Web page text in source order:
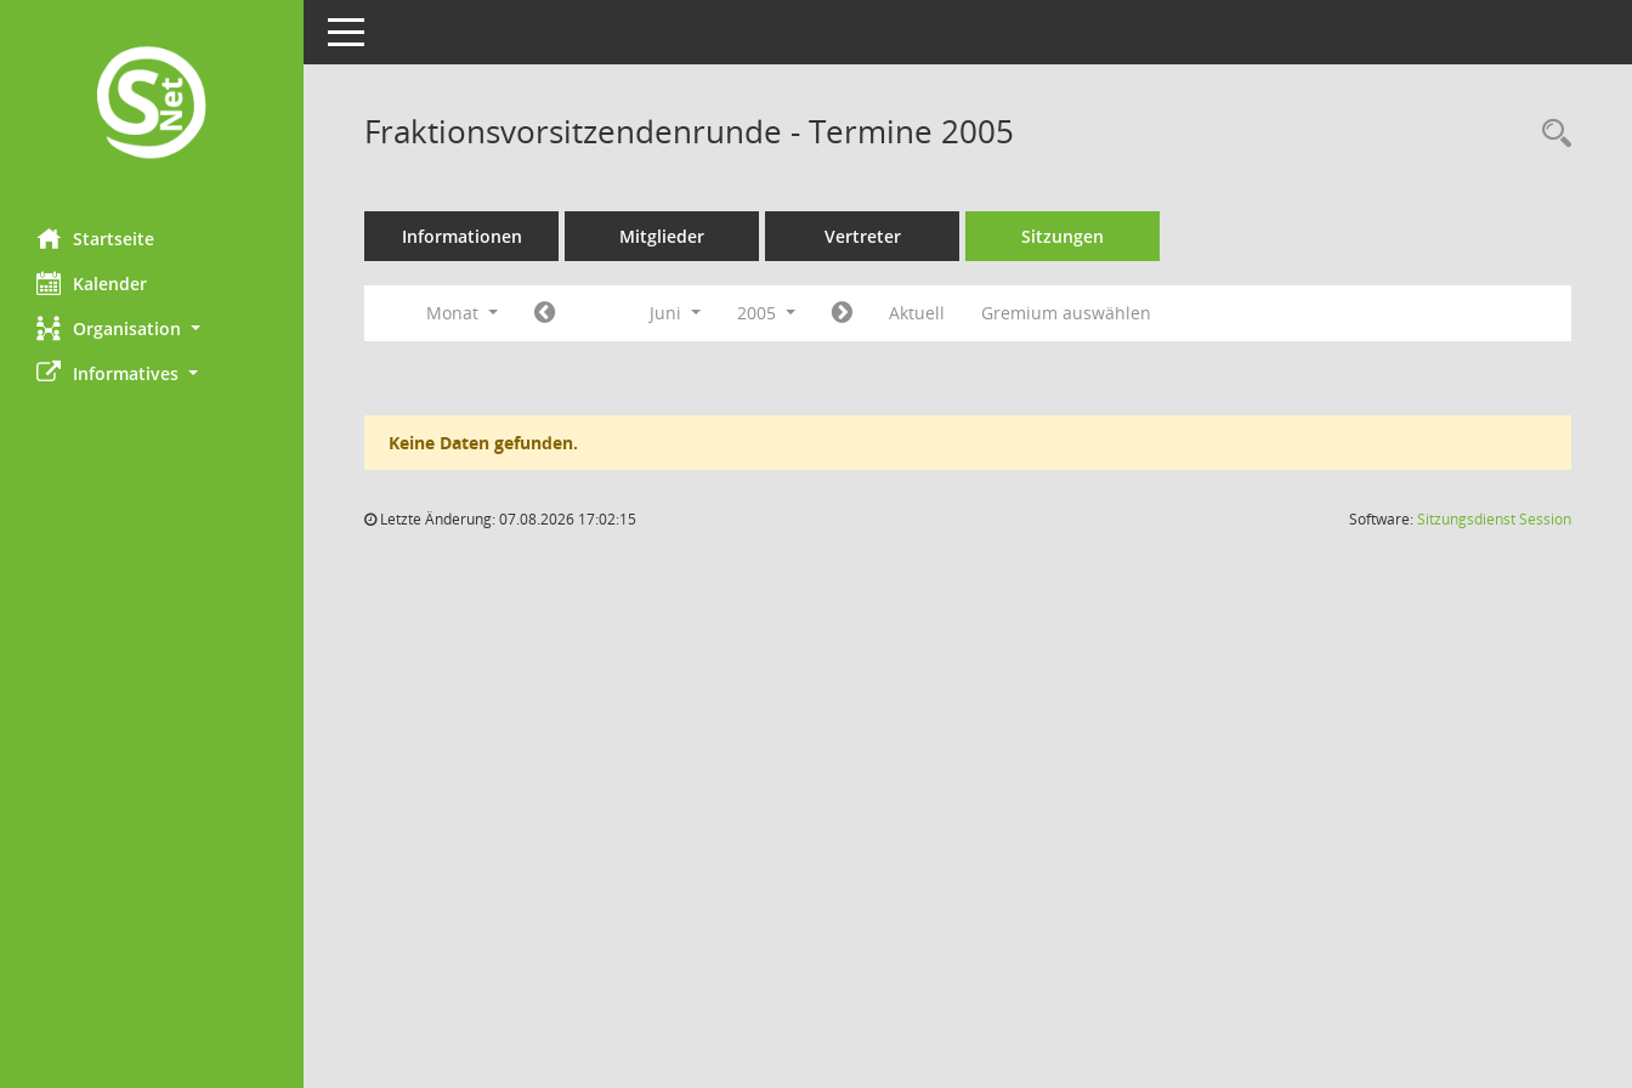
Startseite
Kalender
Organisation
Informatives
Toggle navigation
Fraktionsvorsitzendenrunde - Termine 2005
Informationen Mitglieder Vertreter Sitzungen
Monat Juni 2005 Aktuell Gremium auswählen
Keine Daten gefunden.
Letzte Änderung: 07.08.2026 17:02:15 Software:SitzungsdienstSession(Wird in